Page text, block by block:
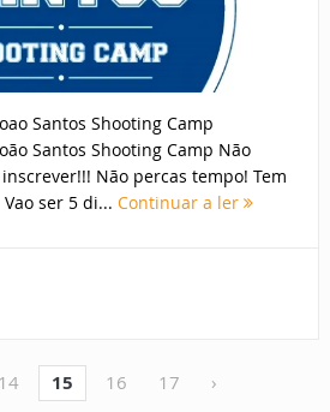
Santos Shooting Camp
Santos Shooting Camp Não
Não percas tempo! Tem
ser 5 di... Continuar a ler
14 15 16 17 ›